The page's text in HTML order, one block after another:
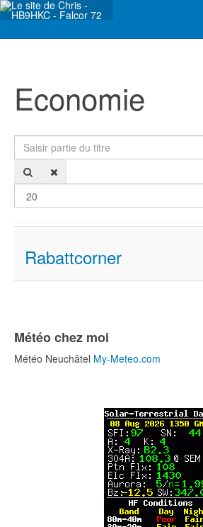
Economie
Saisir partie du titre
Rabattcorner
Météo chez moi
Météo Neuchâtel My-Meteo.com